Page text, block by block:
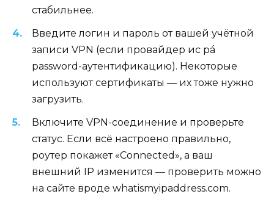
стабильнее.
Введите логин и пароль от вашей учётной
записи VPN (если провайдер ис pá
password-аутентификацию). Некоторые
используют сертификаты — их тоже нужно
загрузить.
Включите VPN-соединение и проверьте
статус. Если всё настроено правильно,
роутер покажет «Connected», а ваш
внешний IP изменится — проверить можно
на сайте вроде whatismyipaddress.com.